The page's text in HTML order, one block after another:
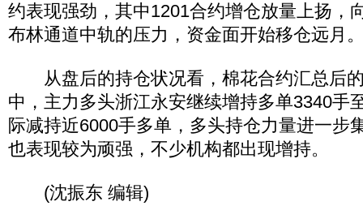
约表现强劲，其中1201合约增仓放量上扬，
布林通道中轨的压力，资金面开始移仓远月
从盘后的持仓状况看，棉花合约汇总后
中，主力多头浙江永安继续增持多单3340手
际减持近6000手多单，多头持仓力量进一步
也表现较为顽强，不少机构都出现增持。
(沈振东 编辑)